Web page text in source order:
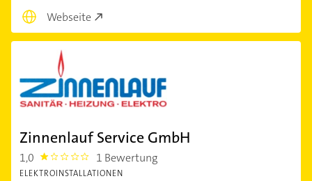
Webseite
Zinnenlauf Service GmbH
1,0 1.0 1 Bewertung
ELEKTROINSTALLATIONEN